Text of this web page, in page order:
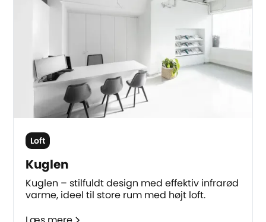
Loft
Kuglen
Kuglen – stilfuldt design med effektiv infrarød
varme, ideel til store rum med højt loft.